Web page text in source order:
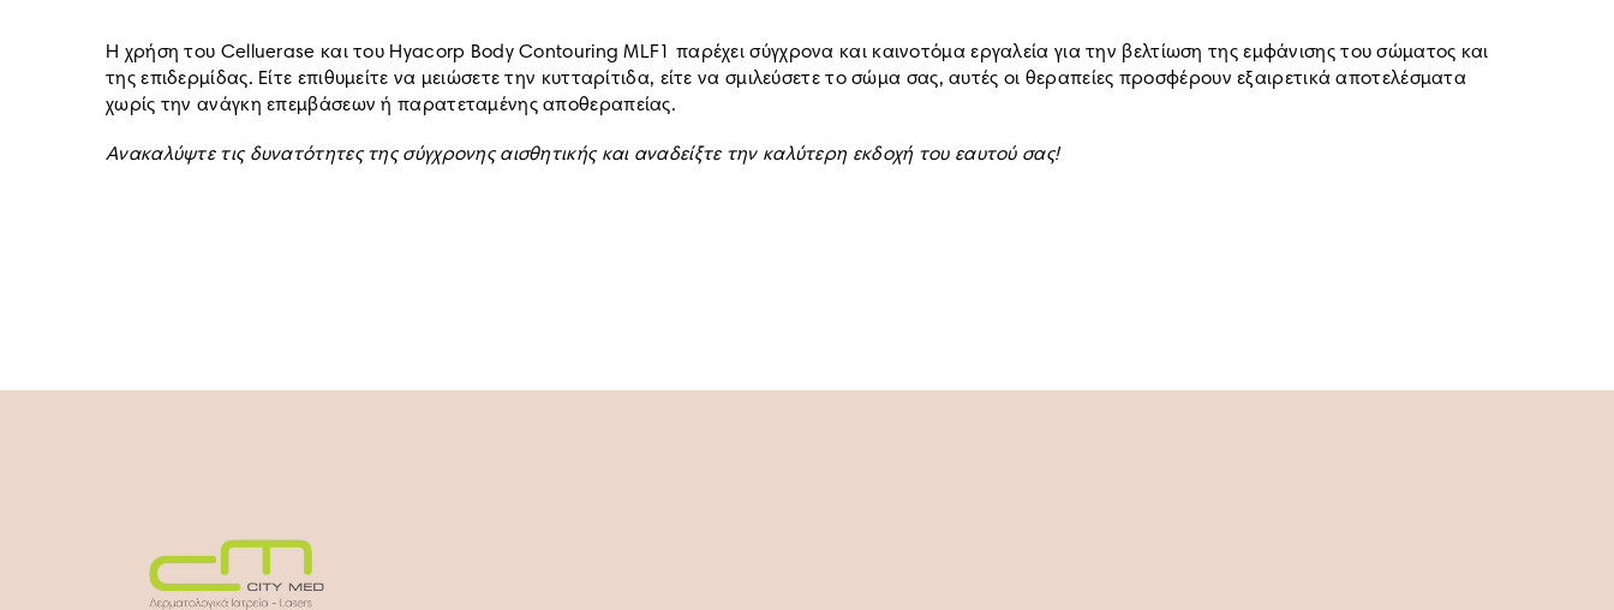
Η χρήση του Celluerase και του Hyacorp Body Contouring MLF1 παρέχει σύγχρονα και καινοτόμα εργαλεία για την βελτίωση της εμφάνισης του σώματος και
της επιδερμίδας. Είτε επιθυμείτε να μειώσετε την κυτταρίτιδα, είτε να σμιλεύσετε το σώμα σας, αυτές οι θεραπείες προσφέρουν εξαιρετικά αποτελέσματα
χωρίς την ανάγκη επεμβάσεων ή παρατεταμένης αποθεραπείας.
Ανακαλύψτε τις δυνατότητες της σύγχρονης αισθητικής και αναδείξτε την καλύτερη εκδοχή του εαυτού σας!